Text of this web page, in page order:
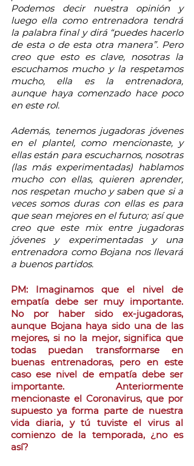
Podemos decir nuestra opinión y
luego ella como entrenadora tendrá
la palabra final y dirá “puedes hacerlo
de esta o de esta otra manera”. Pero
creo que esto es clave, nosotras la
escuchamos mucho y la respetamos
mucho, ella es la entrenadora,
aunque haya comenzado hace poco
en este rol.
Además, tenemos jugadoras jóvenes
en el plantel, como mencionaste, y
ellas están para escucharnos, nosotras
(las más experimentadas) hablamos
mucho con ellas, quieren aprender,
nos respetan mucho y saben que si a
veces somos duras con ellas es para
que sean mejores en el futuro; así que
creo que este mix entre jugadoras
jóvenes y experimentadas y una
entrenadora como Bojana nos llevará
a buenos partidos.
PM: Imaginamos que el nivel de
empatía debe ser muy importante.
No por haber sido ex-jugadoras,
aunque Bojana haya sido una de las
mejores, si no la mejor, significa que
todas puedan transformarse en
buenas entrenadoras, pero en este
caso ese nivel de empatía debe ser
importante. Anteriormente
mencionaste el Coronavirus, que por
supuesto ya forma parte de nuestra
vida diaria, y tú tuviste el virus al
comienzo de la temporada, ¿no es
así?